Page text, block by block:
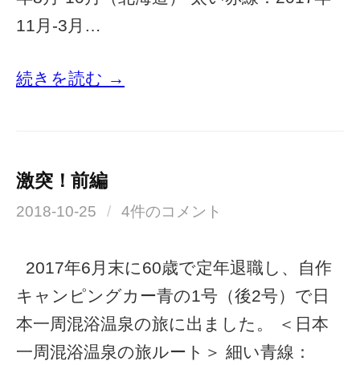
11月-3月…
続きを読む →
激突！前編
2018-10-25 / 4件のコメント
2017年6月末に60歳で定年退職し、自作
キャンピングカー青の1号（後2号）で日
本一周混浴温泉の旅に出ました。 ＜日本
一周混浴温泉の旅ルート＞ 細い青線：